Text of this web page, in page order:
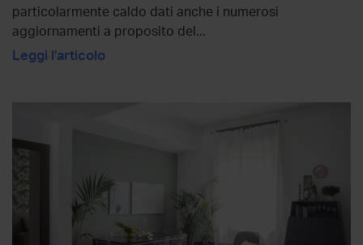
particolarmente caldo dati anche i numerosi
aggiornamenti a proposito del...
Leggi l'articolo